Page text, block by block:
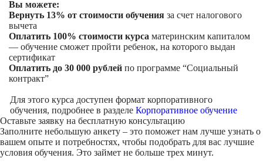
Вы можете:
Вернуть 13% от стоимости обучения за счет налогового
вычета
Оплатить 100% стоимости курса материнским капиталом
— обучение сможет пройти ребенок, на которого выдан
сертификат
Оплатить до 30 000 рублей по программе “Социальный
контракт”
Для этого курса доступен формат корпоративного
обучения, подробнее в разделе Корпоративное обучение
Оставьте заявку на бесплатную консультацию
Заполните небольшую анкету – это поможет нам лучше узнать о
вашем опыте и потребностях, чтобы подобрать для вас лучшие
условия обучения. Это займет не больше трех минут.